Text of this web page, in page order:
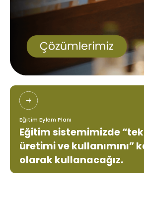
Eğitim Eylem Planı
Eğitim sistemimizde
üretimi ve kullanımını”
olarak kullanacağız.